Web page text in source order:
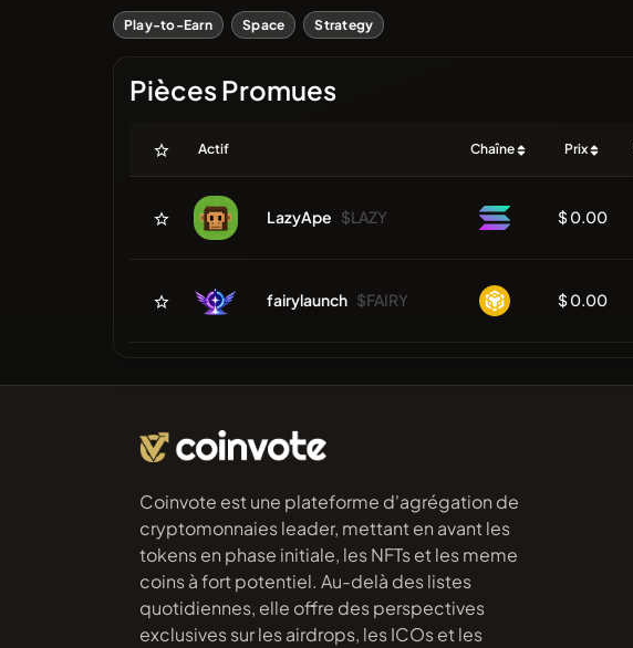
Play-to-Earn Space Strategy
Pièces Promues
Actif Chaîne Prix
LazyApe $LAZY $ 0.00
fairylaunch $FAIRY $ 0.00
Coinvote est une plateforme d'agrégation de
cryptomonnaies leader, mettant en avant les
tokens en phase initiale, les NFTs et les meme
coins à fort potentiel. Au-delà des listes
quotidiennes, elle offre des perspectives
exclusives sur les airdrops, les ICOs et les